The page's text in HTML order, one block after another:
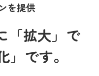
を提供
「拡大」 で
」です。